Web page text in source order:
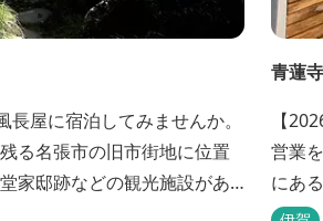
屋に宿泊してみませんか。
る名張市の旧市街地に位置
家邸跡などの観光施設があ
青蓮
【
営業を終了
にあ
ホテ